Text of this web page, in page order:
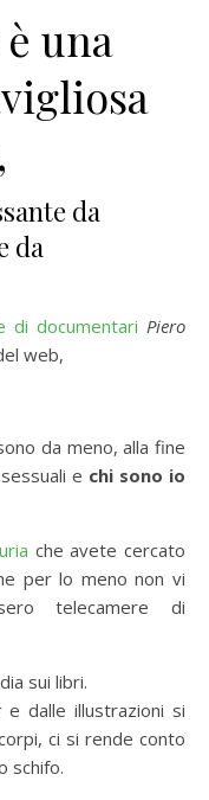
una
da
da
di documentari Piero
web,
da meno, alla fine
e chi sono io
che avete cercato
per lo meno non vi
telecamere di
sui libri.
e dalle illustrazioni si
ci si rende conto
schifo.